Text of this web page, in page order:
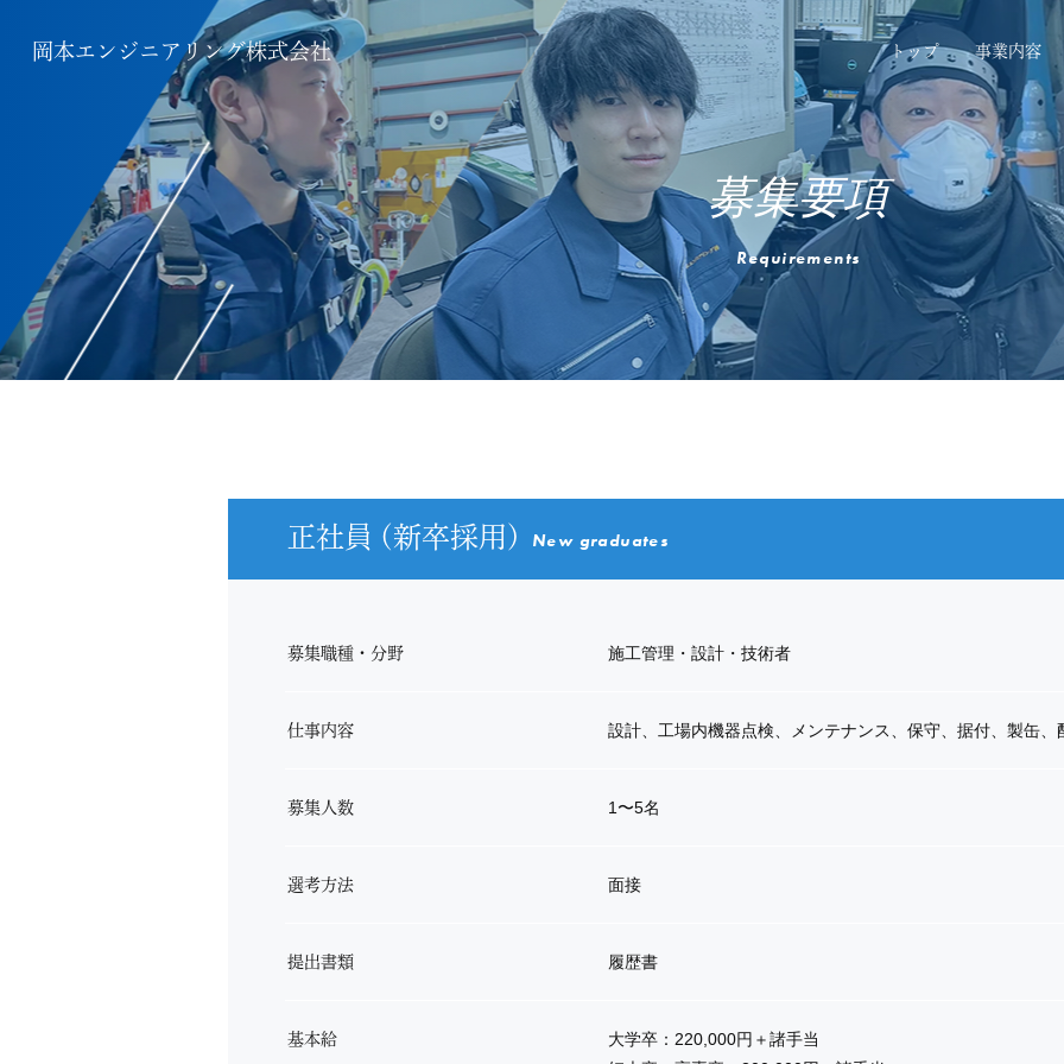
岡本エンジニアリング株式会社 トップ 事業内容
募集要項
Requirements
正社員 (新卒採用) New graduates
募集職種・分野 施工管理・設計・技術者
仕事内容 設計、工場内機器点検、メンテナンス、保守、据付、製缶、
募集人数 1〜5名
選考方法 面接
提出書類 履歴書
基本給
大学卒：220,000円＋諸手当